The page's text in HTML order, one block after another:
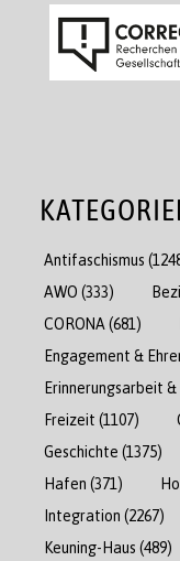
Antifaschismus
AWO (333)
CORONA (681)
Engagement &
Erinnerungsarbeit
Freizeit (1107)
Geschichte (1375)
Hafen (371)
Integration (2267)
Keuning-Haus (489)